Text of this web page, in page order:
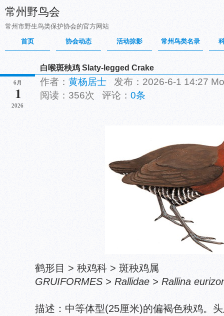
常州野鸟会
常州市野生鸟类保护协会的官方网站
首页
协会动态 活动掠影 常州鸟类名录
6月
1
2026
白喉斑秧鸡 Slaty-legged Crake
作者： 黄杨居士 发布：2026-6-1 14:27
阅读：356次 评论： 0条
鹤形目 > 秧鸡科 > 斑秧鸡属
GRUIFORMES > Rallidae > Rallina
描述：中等体型(25厘米)的偏褐色秧鸡。